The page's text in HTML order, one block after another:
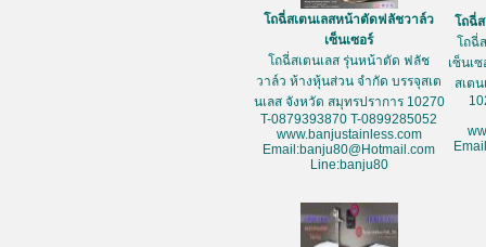
โถฉี่สเตนเลสหน้าตัดฟลัชวาล์ว
เซ็นเซอร์
โถฉี่สเตนเลส รุ่นหน้าตัด ฟลัช
วาล์ว ห้างหุ้นส่วน จำกัด บรรจุสเต
นเลส จังหวัด สมุทรปราการ 10270
T-0879393870 T-0899285052
www.banjustainless.com
Email:banju80@Hotmail.com
Line:banju80
โถฉี่
โถฉี่
เซ็นเ
สเต